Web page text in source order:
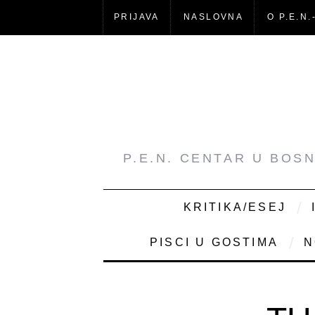
PRIJAVA NASLOVNA O
P.E.N. CENTAR U
KRITIKA/ESEJ
PISCI U GOSTIMA